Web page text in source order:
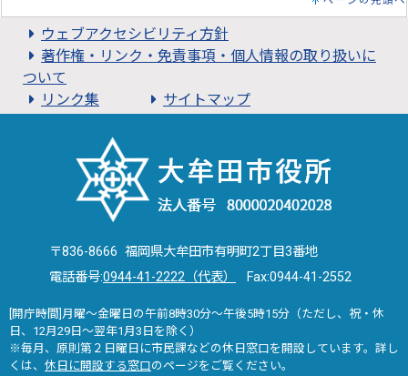
ウェブアクセシビリティ方針
著作権・リンク・免責事項・個人情報の取り扱いに
ついて
リンク集
サイトマップ
〒836-8666 福岡県大牟田市有明町2丁目3番地
電話番号:0944-41-2222（代表） Fax:0944-41-2552
[開庁時間]月曜～金曜日の午前8時30分～午後5時15分（ただし、祝・休
日、12月29日～翌年1月3日を除く）
※毎月、原則第２日曜日に市民課などの休日窓口を開設しています。詳し
くは、 休日に開設する窓口のページをご覧ください。